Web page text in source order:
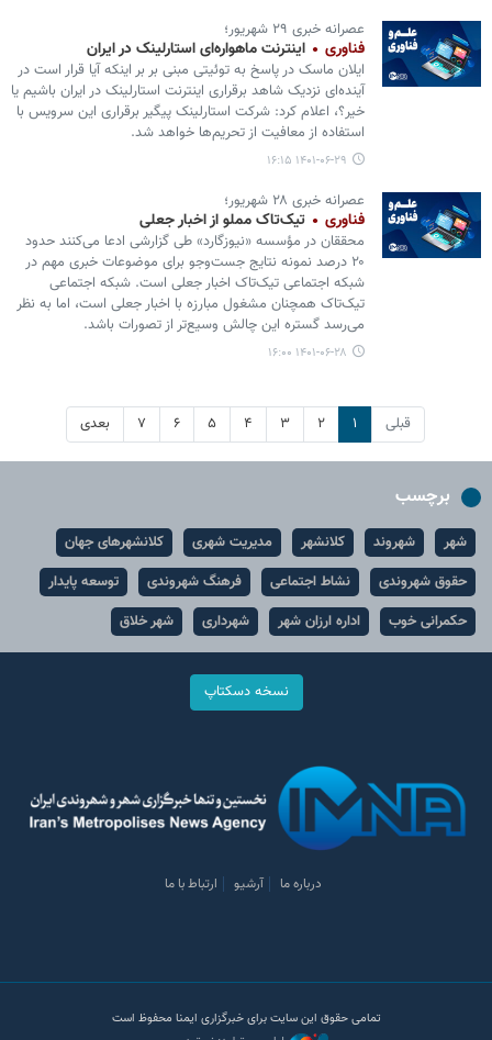
عصرانه خبری ۲۹ شهریور؛
فناوری اینترنت ماهواره‌ای استارلینک در ایران
ایلان ماسک در پاسخ به توئیتی مبنی بر بر اینکه آیا قرار است در
آینده‌ای نزدیک شاهد برقراری اینترنت استارلینک در ایران باشیم یا
خیر؟، اعلام کرد: شرکت استارلینک پیگیر برقراری این سرویس با
استفاده از معافیت از تحریم‌ها خواهد شد.
۱۴۰۱-۰۶-۲۹ ۱۶:۱۵
عصرانه خبری ۲۸ شهریور؛
فناوری تیک‌تاک مملو از اخبار جعلی
محققان در مؤسسه «نیوزگارد» طی گزارشی ادعا می‌کنند حدود
۲۰ درصد نمونه نتایج جست‌وجو برای موضوعات خبری مهم در
شبکه اجتماعی تیک‌تاک اخبار جعلی است. شبکه اجتماعی
تیک‌تاک همچنان مشغول مبارزه با اخبار جعلی است، اما به نظر
می‌رسد گستره این چالش وسیع‌تر از تصورات باشد.
۱۴۰۱-۰۶-۲۸ ۱۶:۰۰
قبلی ۱ ۲ ۳ ۴ ۵ ۶ ۷ بعدی
برچسب
شهر شهروند کلانشهر مدیریت شهری
کلانشهرهای جهان
حقوق شهروندی
نشاط اجتماعی فرهنگ شهروندی
توسعه پایدار
حکمرانی خوب
اداره ارزان شهر شهرداری شهر خلاق
نسخه دسکتاپ
درباره ما آرشیو ارتباط با ما
تمامی حقوق این سایت برای خبرگزاری ایمنا محفوظ است